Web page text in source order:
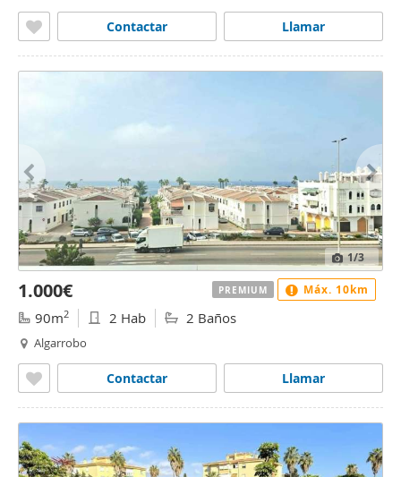
Llamar
Contactar
1/3
1.000€
90m2 2 Hab 2 Baños
Algarrobo
Llamar
Contactar
PREMIUM Máx. 10km